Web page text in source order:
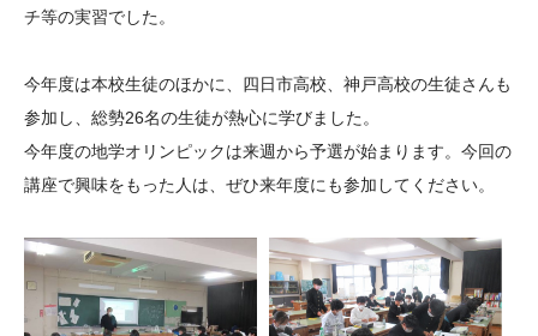
ログラム助成
チ等の実習でした。
今年度は本校生徒のほかに、四日市高校、神戸高校の生徒さんも
参加し、総勢26名の生徒が熱心に学びました。
今年度の地学オリンピックは来週から予選が始まります。今回の
講座で興味をもった人は、ぜひ来年度にも参加してください。